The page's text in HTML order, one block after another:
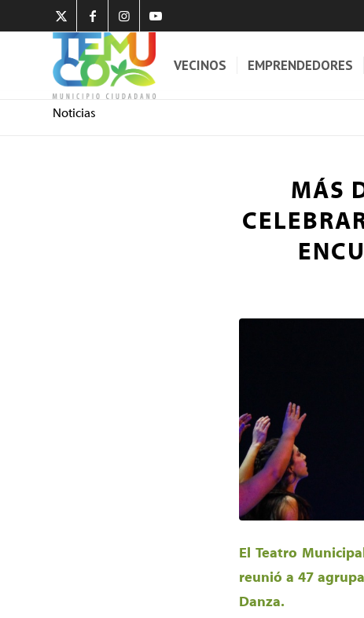
VECINOS EMPRENDEDORES
Noticias
MÁS
El Teatro
reunió a 47
Danza.